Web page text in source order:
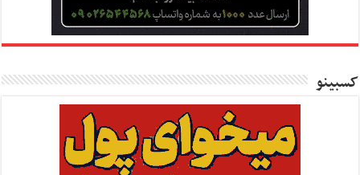
کسبینو